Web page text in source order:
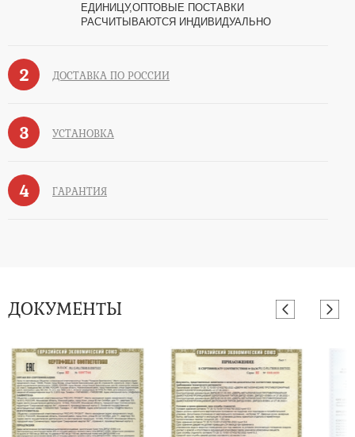
ЕДИНИЦУ,ОПТОВЫЕ ПОСТАВКИ
РАСЧИТЫВАЮТСЯ ИНДИВИДУАЛЬНО
2 ДОСТАВКА ПО РОССИИ
3 УСТАНОВКА
4 ГАРАНТИЯ
ДОКУМЕНТЫ